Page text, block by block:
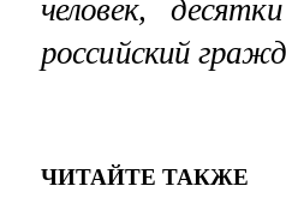
человек,
российский
ЧИТАЙТЕ ТАКЖЕ